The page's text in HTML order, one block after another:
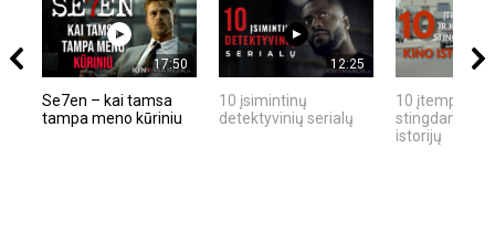
17:50
Se7en – kai tamsa
tampa meno kūriniu
12:25
10 įsimintinų
detektyvinių serialų
10 įtemptų,
stingdančių
istorijų